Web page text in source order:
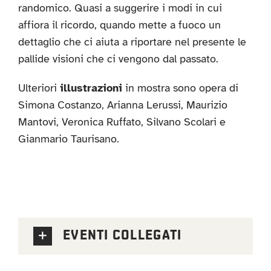
randomico. Quasi a suggerire i modi in cui
affiora il ricordo, quando mette a fuoco un
dettaglio che ci aiuta a riportare nel presente le
pallide visioni che ci vengono dal passato.
Ulteriori illustrazioni in mostra sono opera di
Simona Costanzo, Arianna Lerussi, Maurizio
Mantovi, Veronica Ruffato, Silvano Scolari e
Gianmario Taurisano.
EVENTI COLLEGATI